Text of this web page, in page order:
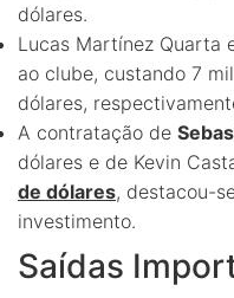
dólares.
Lucas Martínez Quarta
ao clube, custando 7
dólares,
A contratação de
dólares e de Kevin
de dólares, destacou-
investimento.
Saídas